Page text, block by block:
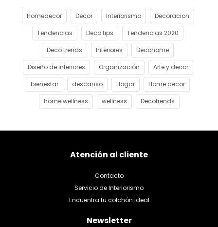
Homedecor Decor Interiorismo Decoracion
Tendencias Deco tips Tendencias 2020
Deco trends Interiores Decohome
Diseño de interiores Organización Arte y decor
bienestar descanso Hogar Home decor
home wellness wellness Decotrends
Atención al cliente
Contacto
Servicio de Interiorismo
Encuentra tu colchón ideal
Newsletter